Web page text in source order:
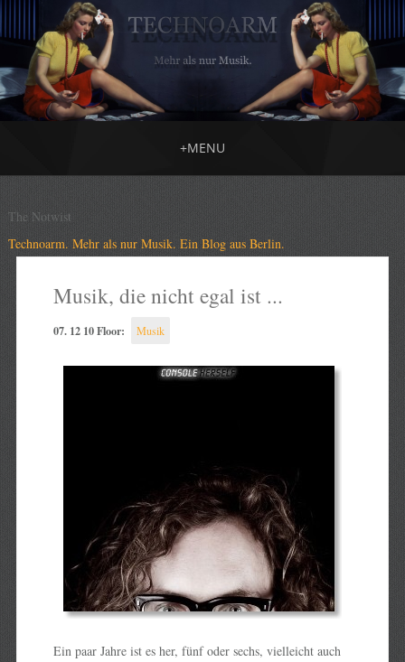
+MENU
The Notwist
Technoarm. Mehr als nur Musik. Ein Blog aus Berlin.
Musik, die nicht egal ist ...
07. 12 10 Floor: Musik
Ein paar Jahre ist es her, fünf oder sechs, vielleicht auch